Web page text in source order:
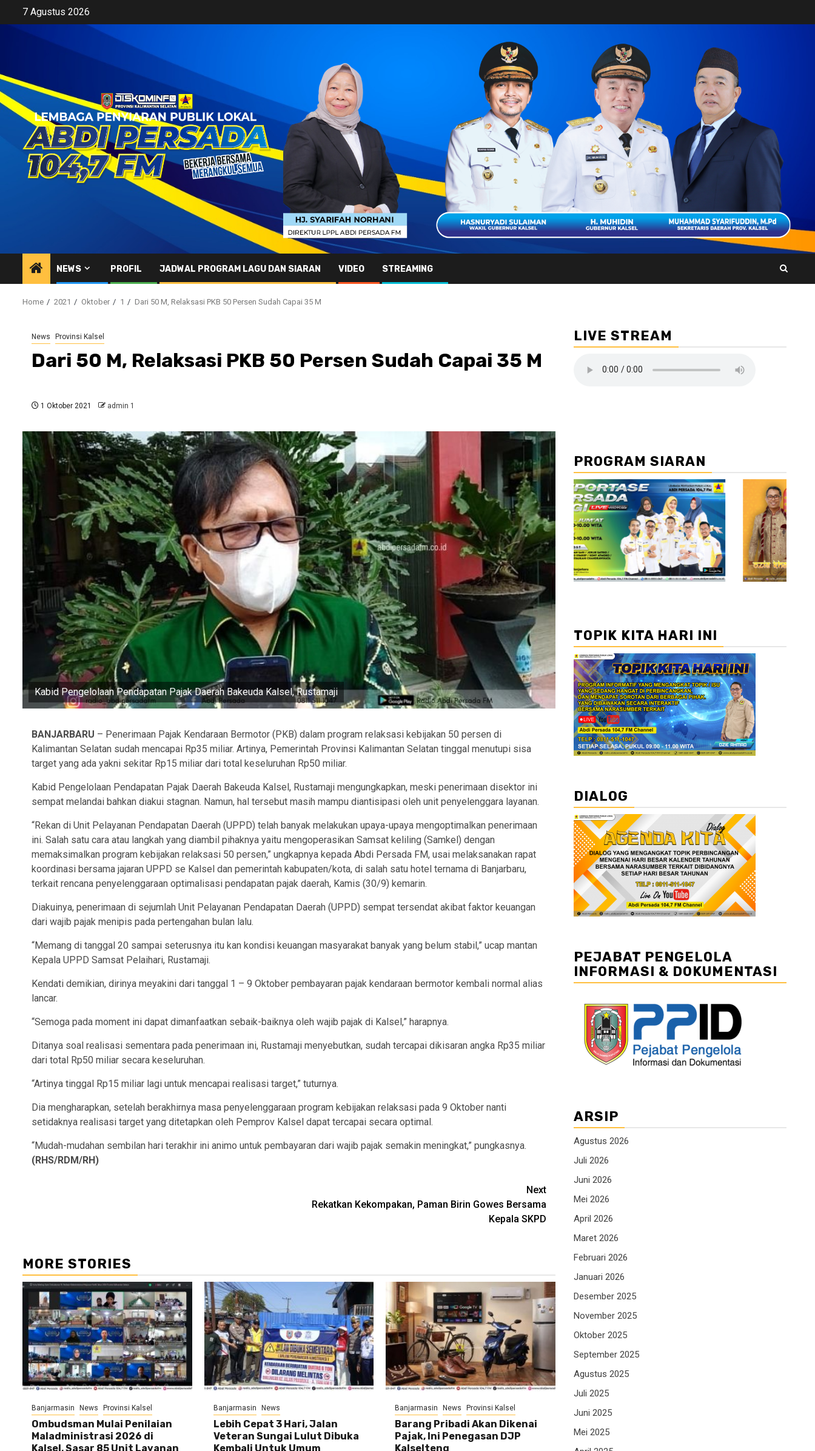
content
7 Agustus 2026
NEWS PROFIL JADWAL PROGRAM LAGU DAN SIARAN VIDEO STREAMING
Home 2021 Oktober 1 Dari 50 M, Relaksasi PKB 50 Persen Sudah Capai 35 M
News Provinsi Kalsel
Dari 50 M, Relaksasi PKB 50 Persen Sudah Capai 35 M
1 Oktober 2021 admin 1
Kabid Pengelolaan Pendapatan Pajak Daerah Bakeuda Kalsel, Rustamaji
BANJARBARU – Penerimaan Pajak Kendaraan Bermotor (PKB) dalam program relaksasi kebijakan 50 persen di
Kalimantan Selatan sudah mencapai Rp35 miliar. Artinya, Pemerintah Provinsi Kalimantan Selatan tinggal menutupi sisa
target yang ada yakni sekitar Rp15 miliar dari total keseluruhan Rp50 miliar.
Kabid Pengelolaan Pendapatan Pajak Daerah Bakeuda Kalsel, Rustamaji mengungkapkan, meski penerimaan disektor ini
sempat melandai bahkan diakui stagnan. Namun, hal tersebut masih mampu diantisipasi oleh unit penyelenggara layanan.
“Rekan di Unit Pelayanan Pendapatan Daerah (UPPD) telah banyak melakukan upaya-upaya mengoptimalkan penerimaan
ini. Salah satu cara atau langkah yang diambil pihaknya yaitu mengoperasikan Samsat keliling (Samkel) dengan
memaksimalkan program kebijakan relaksasi 50 persen,” ungkapnya kepada Abdi Persada FM, usai melaksanakan rapat
koordinasi bersama jajaran UPPD se Kalsel dan pemerintah kabupaten/kota, di salah satu hotel ternama di Banjarbaru,
terkait rencana penyelenggaraan optimalisasi pendapatan pajak daerah, Kamis (30/9) kemarin.
Diakuinya, penerimaan di sejumlah Unit Pelayanan Pendapatan Daerah (UPPD) sempat tersendat akibat faktor keuangan
dari wajib pajak menipis pada pertengahan bulan lalu.
“Memang di tanggal 20 sampai seterusnya itu kan kondisi keuangan masyarakat banyak yang belum stabil,” ucap mantan
Kepala UPPD Samsat Pelaihari, Rustamaji.
Kendati demikian, dirinya meyakini dari tanggal 1 – 9 Oktober pembayaran pajak kendaraan bermotor kembali normal alias
lancar.
“Semoga pada moment ini dapat dimanfaatkan sebaik-baiknya oleh wajib pajak di Kalsel,” harapnya.
Ditanya soal realisasi sementara pada penerimaan ini, Rustamaji menyebutkan, sudah tercapai dikisaran angka Rp35 miliar
dari total Rp50 miliar secara keseluruhan.
“Artinya tinggal Rp15 miliar lagi untuk mencapai realisasi target,” tuturnya.
Dia mengharapkan, setelah berakhirnya masa penyelenggaraan program kebijakan relaksasi pada 9 Oktober nanti
setidaknya realisasi target yang ditetapkan oleh Pemprov Kalsel dapat tercapai secara optimal.
“Mudah-mudahan sembilan hari terakhir ini animo untuk pembayaran dari wajib pajak semakin meningkat,” pungkasnya.
(RHS/RDM/RH)
Next
Rekatkan Kekompakan, Paman Birin Gowes Bersama
Kepala SKPD
MORE STORIES
Banjarmasin News Provinsi Kalsel
Ombudsman Mulai Penilaian
Maladministrasi 2026 di
Kalsel, Sasar 85 Unit Layanan
Banjarmasin News
Lebih Cepat 3 Hari, Jalan
Veteran Sungai Lulut Dibuka
Kembali Untuk Umum
Banjarmasin News Provinsi Kalsel
Barang Pribadi Akan Dikenai
Pajak, Ini Penegasan DJP
Kalselteng
LIVE STREAM
PROGRAM SIARAN
//1 //2
TOPIK KITA HARI INI
DIALOG
PEJABAT PENGELOLA
INFORMASI & DOKUMENTASI
ARSIP
Agustus 2026
Juli 2026
Juni 2026
Mei 2026
April 2026
Maret 2026
Februari 2026
Januari 2026
Desember 2025
November 2025
Oktober 2025
September 2025
Agustus 2025
Juli 2025
Juni 2025
Mei 2025